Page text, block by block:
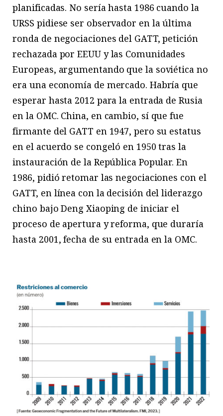
planificadas. No sería hasta 1986 cuando la
URSS pidiese ser observador en la última
ronda de negociaciones del GATT, petición
rechazada por EEUU y las Comunidades
Europeas, argumentando que la soviética no
era una economía de mercado. Habría que
esperar hasta 2012 para la entrada de Rusia
en la OMC. China, en cambio, sí que fue
firmante del GATT en 1947, pero su estatus
en el acuerdo se congeló en 1950 tras la
instauración de la República Popular. En
1986, pidió retomar las negociaciones con el
GATT, en línea con la decisión del liderazgo
chino bajo Deng Xiaoping de iniciar el
proceso de apertura y reforma, que duraría
hasta 2001, fecha de su entrada en la OMC.